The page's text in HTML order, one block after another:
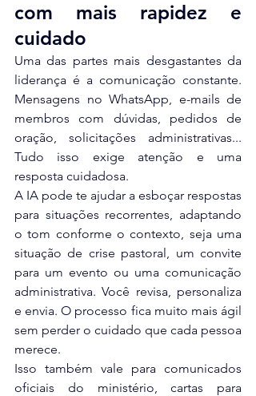
com mais rapidez e
cuidado
Uma das partes mais desgastantes da
liderança é a comunicação constante.
Mensagens no WhatsApp, e-mails de
membros com dúvidas, pedidos de
oração, solicitações administrativas...
Tudo isso exige atenção e uma
resposta cuidadosa.
A IA pode te ajudar a esboçar respostas
para situações recorrentes, adaptando
o tom conforme o contexto, seja uma
situação de crise pastoral, um convite
para um evento ou uma comunicação
administrativa. Você revisa, personaliza
e envia. O processo fica muito mais ágil
sem perder o cuidado que cada pessoa
merece.
Isso também vale para comunicados
oficiais do ministério, cartas para